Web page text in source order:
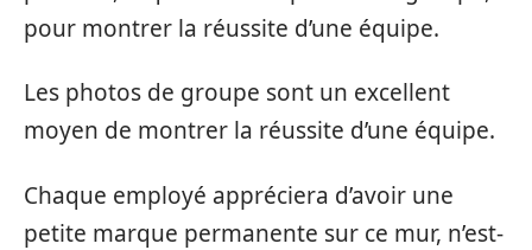
pour montrer la réussite d’une équipe.
Les photos de groupe sont un excellent
moyen de montrer la réussite d’une équipe.
Chaque employé appréciera d’avoir une
petite marque permanente sur ce mur, n’est-